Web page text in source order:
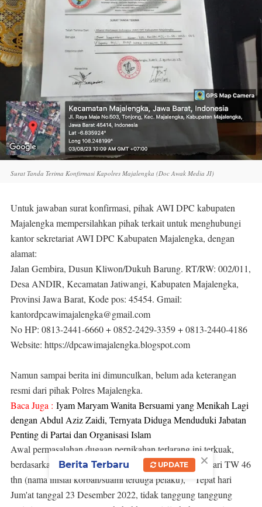
Surat Tanda Terima Konfirmasi Kapolres Majalengka (Doc Awak Media JI)
Untuk jawaban surat konfirmasi, pihak AWI DPC kabupaten
Majalengka mempersilahkan pihak terkait untuk menghubungi
kantor sekretariat AWI DPC Kabupaten Majalengka, dengan
alamat:
Jalan Gembira, Dusun Kliwon/Dukuh Barung. RT/RW: 002/011,
Desa ANDIR, Kecamatan Jatiwangi, Kabupaten Majalengka,
Provinsi Jawa Barat, Kode pos: 45454. Gmail:
kantordpcawimajalengka@gmail.com
No HP: 0813-2441-6660 + 0852-2429-3359 + 0813-2440-4186
Website: https://dpcawimajalengka.blogspot.com
Namun sampai berita ini dimunculkan, belum ada keterangan
resmi dari pihak Polres Majalengka.
Baca Juga : Iyam Maryam Wanita Bersuami yang Menikah Lagi
dengan Abdul Aziz Zaidi, Ternyata Diduga Menduduki Jabatan
Penting di Partai dan Organisasi Islam
Awal permasalahan dugaan pernikahan terlarang ini terkuak,
berdasarkan informasi yang didapat oleh awak media dari TW 46
thn (nama inisial korban/suami terduga pelaku), "Tepat hari
Jum'at tanggal 23 Desember 2022, tidak tanggung tanggung
×
Berita Terbaru UPDATE